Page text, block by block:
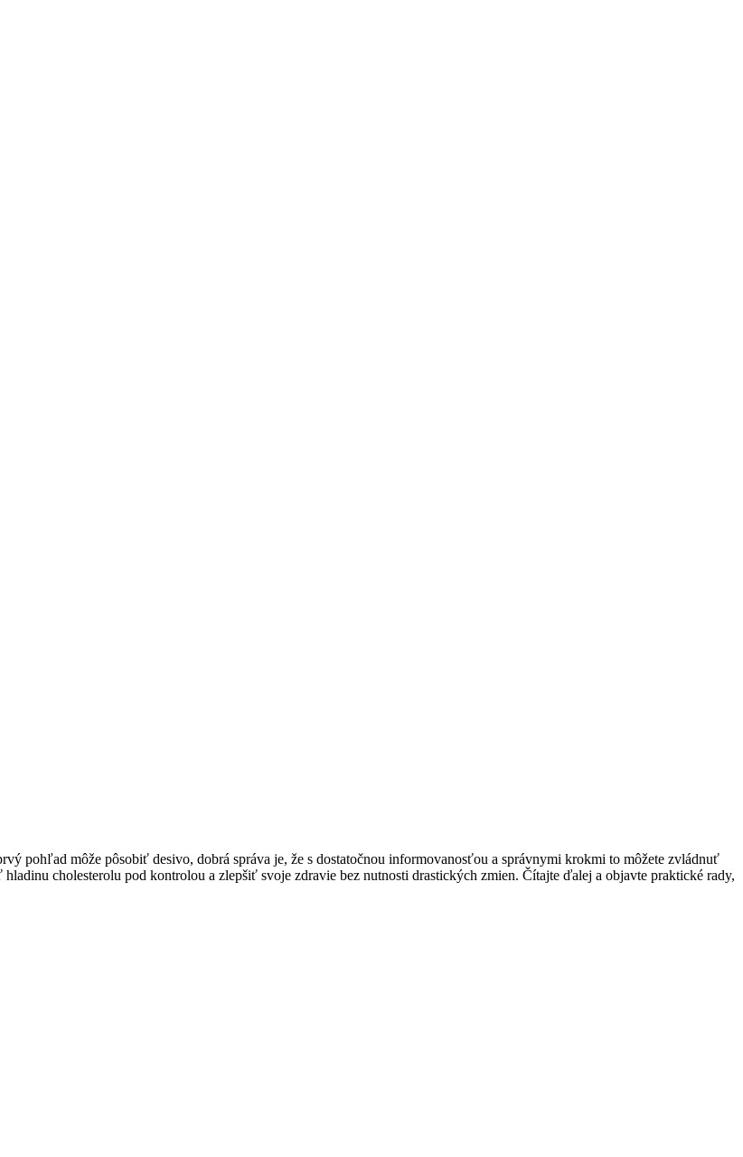
pohľad môže pôsobiť desivo, dobrá správa je, že s dostatočnou informovanosťou a správnymi krokmi to môžete zvládnuť
cholesterolu pod kontrolou a zlepšiť svoje zdravie bez nutnosti drastických zmien. Čítajte ďalej a objavte praktické rady,